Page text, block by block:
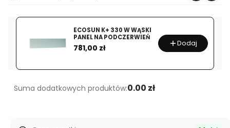
600W
Panel
podczerwień
nadrukiem
ECOSUN K+ 330 W WĄSKI
PANEL NA PODCZERWIEŃ
Cena
781,00 zł Dodaj
Suma dodatkowych produktów:0.00 zł